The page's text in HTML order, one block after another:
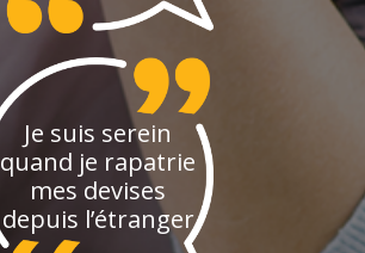
Je suis serein
quand je rapatrie
mes devises
depuis l’étranger